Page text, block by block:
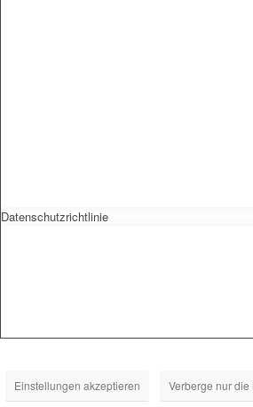
Datenschutzrichtlinie
Einstellungen akzeptieren Verberge nur die